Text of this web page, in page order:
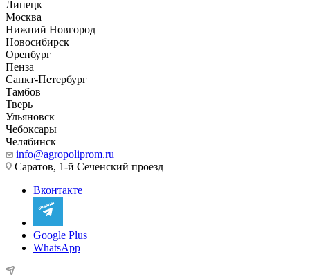
Липецк
Москва
Нижний Новгород
Новосибирск
Оренбург
Пенза
Санкт-Петербург
Тамбов
Тверь
Ульяновск
Чебоксары
Челябинск
info@agropoliprom.ru
Саратов, 1-й Сеченский проезд
Вконтакте
Google Plus
WhatsApp